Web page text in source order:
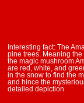
Interesting fact: The
pine trees. Meaning
the magic mushroom
are red, white, and
in the snow to find the
and hince the
detailed depiction